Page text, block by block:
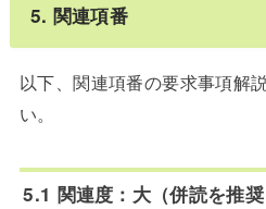
5. 関連項番
以下、関連項番の要求事項解
い。
5.1 関連度：大（併読を推奨